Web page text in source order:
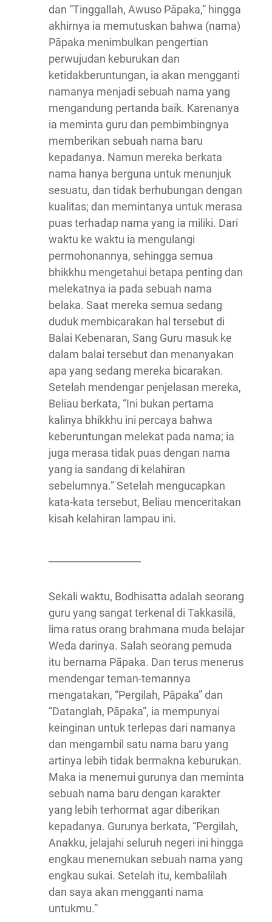
dan “Tinggallah, Awuso Pāpaka,” hingga
akhirnya ia memutuskan bahwa (nama)
Pāpaka menimbulkan pengertian
perwujudan keburukan dan
ketidakberuntungan, ia akan mengganti
namanya menjadi sebuah nama yang
mengandung pertanda baik. Karenanya
ia meminta guru dan pembimbingnya
memberikan sebuah nama baru
kepadanya. Namun mereka berkata
nama hanya berguna untuk menunjuk
sesuatu, dan tidak berhubungan dengan
kualitas; dan memintanya untuk merasa
puas terhadap nama yang ia miliki. Dari
waktu ke waktu ia mengulangi
permohonannya, sehingga semua
bhikkhu mengetahui betapa penting dan
melekatnya ia pada sebuah nama
belaka. Saat mereka semua sedang
duduk membicarakan hal tersebut di
Balai Kebenaran, Sang Guru masuk ke
dalam balai tersebut dan menanyakan
apa yang sedang mereka bicarakan.
Setelah mendengar penjelasan mereka,
Beliau berkata, “Ini bukan pertama
kalinya bhikkhu ini percaya bahwa
keberuntungan melekat pada nama; ia
juga merasa tidak puas dengan nama
yang ia sandang di kelahiran
sebelumnya.” Setelah mengucapkan
kata-kata tersebut, Beliau menceritakan
kisah kelahiran lampau ini.
Sekali waktu, Bodhisatta adalah seorang
guru yang sangat terkenal di Takkasilā,
lima ratus orang brahmana muda belajar
Weda darinya. Salah seorang pemuda
itu bernama Pāpaka. Dan terus menerus
mendengar teman-temannya
mengatakan, “Pergilah, Pāpaka” dan
“Datanglah, Pāpaka”, ia mempunyai
keinginan untuk terlepas dari namanya
dan mengambil satu nama baru yang
artinya lebih tidak bermakna keburukan.
Maka ia menemui gurunya dan meminta
sebuah nama baru dengan karakter
yang lebih terhormat agar diberikan
kepadanya. Gurunya berkata, “Pergilah,
Anakku, jelajahi seluruh negeri ini hingga
engkau menemukan sebuah nama yang
engkau sukai. Setelah itu, kembalilah
dan saya akan mengganti nama
untukmu.”